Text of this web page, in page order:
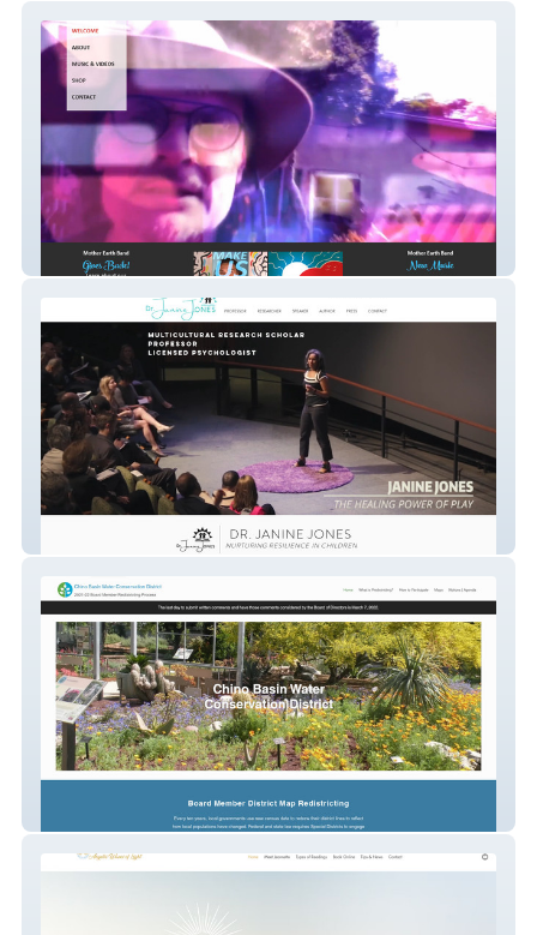
Digital and Physical Product Online Store
Professor / Public Speaker
Map Redistricting